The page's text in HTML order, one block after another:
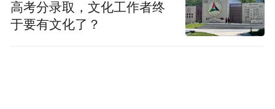
高考分录取，文化工作者终
于要有文化了？